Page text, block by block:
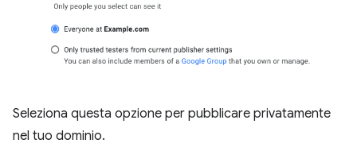
Seleziona questa opzione per pubblicare privatamente
nel tuo dominio.